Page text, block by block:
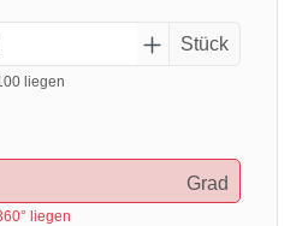
Stück
liegen
Grad
liegen